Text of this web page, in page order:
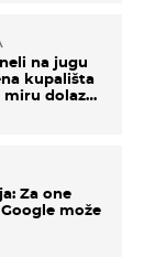
na jugu
kupališta
dolaze
Za one
može